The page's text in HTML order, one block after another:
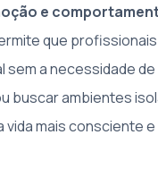
e
que
sem a necessidade
buscar ambientes
vida mais consciente